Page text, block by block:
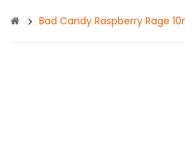
Bad Candy Raspberry Rage